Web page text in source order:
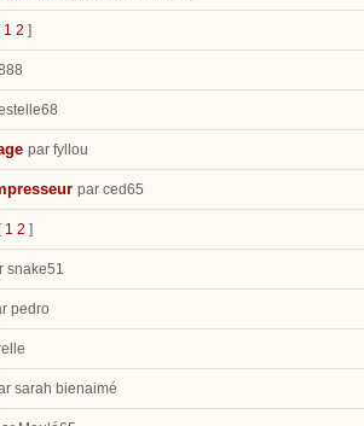
[ 1 2 ]
par fyllou
par ced65
[ 1 2 ]
snake51
pedro
sarah bienaimé